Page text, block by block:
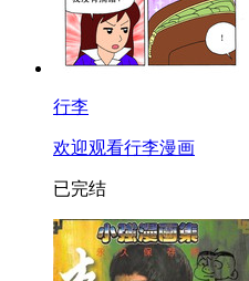
行李
欢迎观看行李漫画
已完结